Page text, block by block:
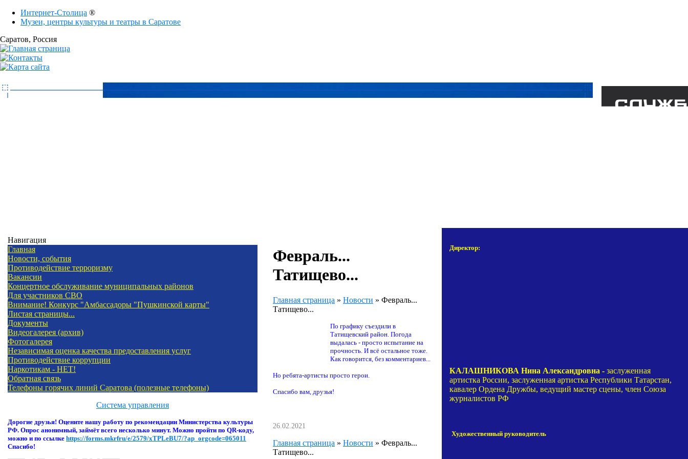
Интернет-Столица ®
Музеи, центры культуры и театры в Саратове
Саратов, Россия
Навигация
Главная
Новости, события
Противодействие терроризму
Вакансии
Концертное обслуживание муниципальных районов
Для участников СВО
Внимание! Конкурс "Амбассадоры "Пушкинской карты"
Листая страницы...
Документы
Видеогалерея (архив)
Фотогалерея
Независимая оценка качества предоставления услуг
Противодействие коррупции
Наркотикам - НЕТ!
Обратная связь
Телефоны горячих линий Саратова (полезные телефоны)
Система управления
Дорогие друзья! Оцените нашу работу по рекомендации Министерства культуры
РФ. Опрос анонимный, займёт всего несколько минут. Можно пройти по QR-коду,
можно и по ссылке https://forms.mkrfru/e/2579/xTPLeBU7/?ap_orgcode=065011
Спасибо!
Февраль...
Татищево...
Главная страница » Новости » Февраль...
Татищево...
По графику съездили в
Татищевский район. Погода
выдалась - просто испытание на
прочность. И всё остальное тоже.
Как говорится, без комментариев...
Но ребята-артисты просто герои.
Спасибо вам, друзья!
26.02.2021
Главная страница » Новости » Февраль...
Татищево...
Директор:
КАЛАШНИКОВА Нина Александровна - заслуженная
артистка России, заслуженная артистка Республики Татарстан,
кавалер Ордена Дружбы, ведущий мастер сцены, член Союза
журналистов РФ
Художественный руководитель